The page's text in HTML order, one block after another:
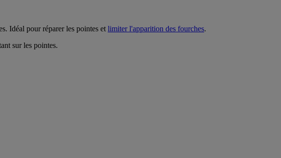
Idéal pour réparer les pointes et limiter l'apparition des fourches.
sur les pointes.